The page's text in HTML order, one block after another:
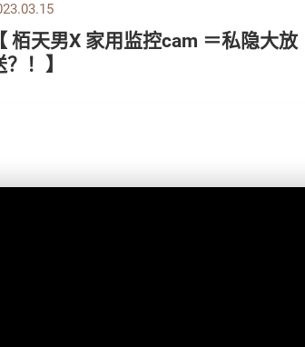
【 栢天男X 家用监控cam ＝私隐大放
？！】